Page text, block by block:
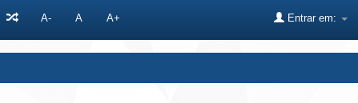
A- A A+ Entrar em: